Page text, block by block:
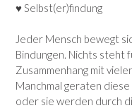
♥ Selbst(er)findung
Jeder Mensch bewegt
Bindungen. Nichts steht
Zusammenhang mit
Manchmal geraten
oder sie werden durch